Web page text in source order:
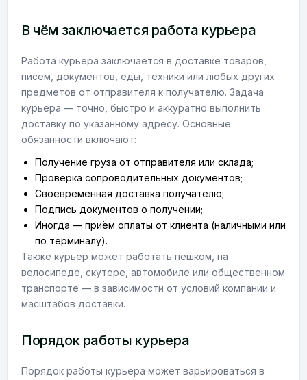
В чём заключается работа курьера
Работа курьера заключается в доставке товаров,
писем, документов, еды, техники или любых других
предметов от отправителя к получателю. Задача
курьера — точно, быстро и аккуратно выполнить
доставку по указанному адресу. Основные
обязанности включают:
Получение груза от отправителя или склада;
Проверка сопроводительных документов;
Своевременная доставка получателю;
Подпись документов о получении;
Иногда — приём оплаты от клиента (наличными или
по терминалу).
Также курьер может работать пешком, на
велосипеде, скутере, автомобиле или общественном
транспорте — в зависимости от условий компании и
масштабов доставки.
Порядок работы курьера
Порядок работы курьера может варьироваться в